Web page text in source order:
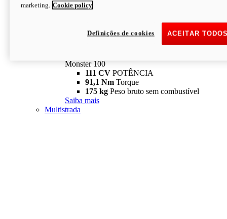
Monster
Monster 100
111 CV POTÊNCIA
91,1 Nm Torque
175 kg Peso bruto sem combustível
Saiba mais
Multistrada
marketing. Cookie policy
ACEITAR
Definições de cookies